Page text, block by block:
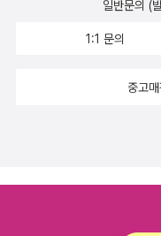
일반문의 (
1:1 문의
중고